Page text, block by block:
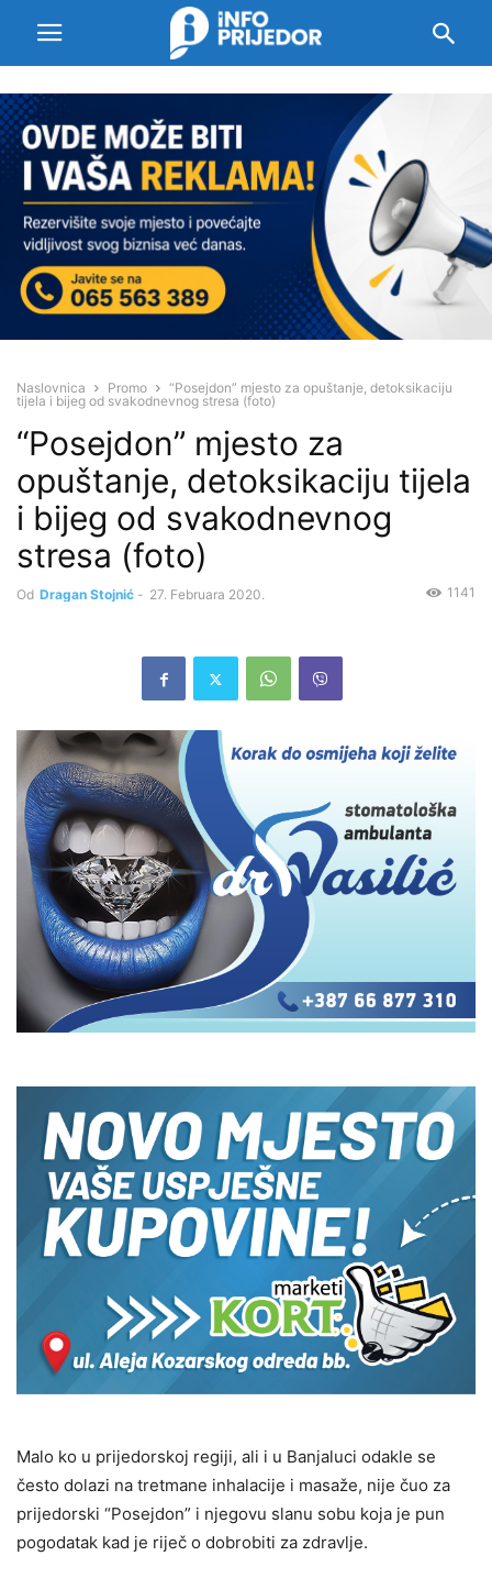
Naslovnica Promo
“Posejdon” mjesto za opuštanje, detoksikaciju
tijela i bijeg od svakodnevnog stresa (foto)
“Posejdon” mjesto za
opuštanje, detoksikaciju tijela
i bijeg od svakodnevnog
stresa (foto)
Od Dragan Stojnić - 27. Februara 2020. 1141
Malo ko u prijedorskoj regiji, ali i u Banjaluci odakle se
često dolazi na tretmane inhalacije i masaže, nije čuo za
prijedorski “Posejdon” i njegovu slanu sobu koja je pun
pogodatak kad je riječ o dobrobiti za zdravlje.